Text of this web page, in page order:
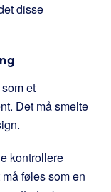
disse
som et
Det må smelte
kontrollere
føles som en